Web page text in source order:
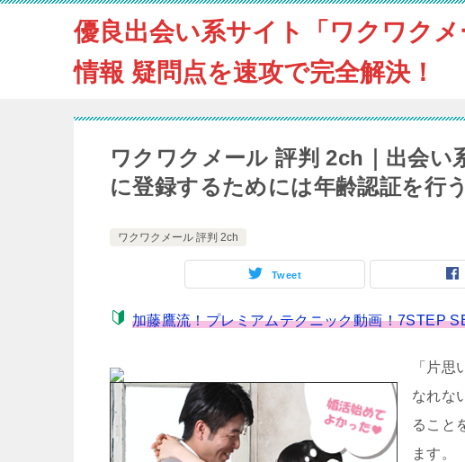
優良出会い系サイト「ワクワク
情報 疑問点を速攻で完全解決！
ワクワクメール 評判 2ch｜出会い
に登録するためには年齢認証を行
ワクワクメール 評判 2ch
Tweet
加藤鷹流！プレミアムテクニック動画！7STEP
「片
なれな
ること
ます。